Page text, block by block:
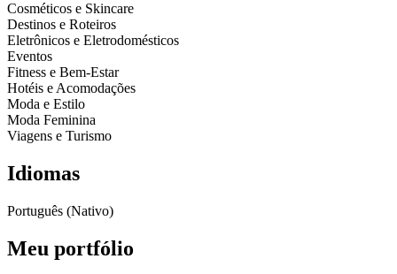
Cosméticos e Skincare
Destinos e Roteiros
Eletrônicos e Eletrodomésticos
Eventos
Fitness e Bem-Estar
Hotéis e Acomodações
Moda e Estilo
Moda Feminina
Viagens e Turismo
Idiomas
Português (Nativo)
Meu portfólio